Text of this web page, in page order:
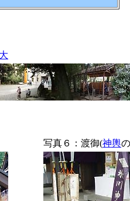
写真６：渡御(神輿